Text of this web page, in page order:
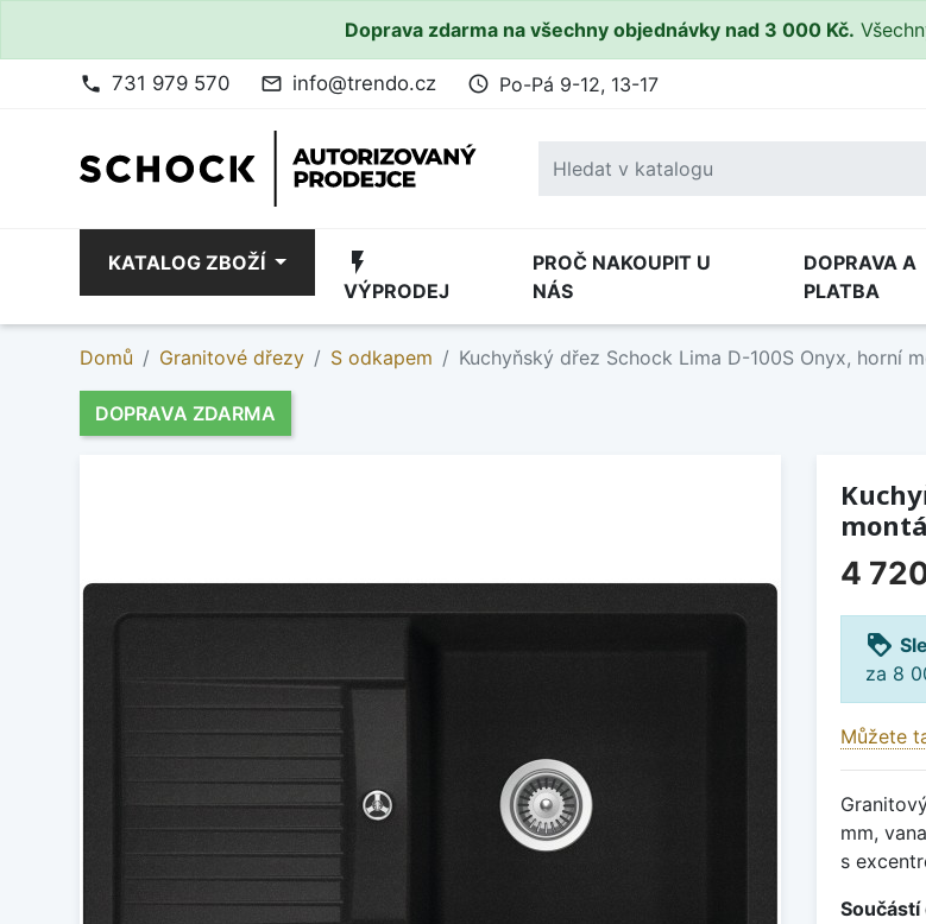
Doprava zdarma na všechny objednávky nad 3 000 Kč.
phone 731 979 570 mail_outline info@trendo.cz access_time Po-Pá 9-12, 13-17
KATALOG ZBOŽÍ flash_on
VÝPRODEJ
PROČ NAKOUPIT U
NÁS
DOPRAVA A
PLATBA
Domů Granitové dřezy S odkapem Kuchyňský dřez Schock Lima D-100S Onyx, horní
DOPRAVA ZDARMA
4
loyalty
za 8
Můžete
mm,
s